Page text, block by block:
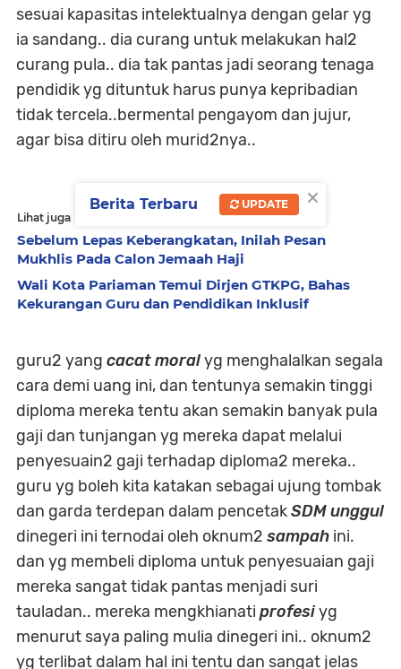
sesuai kapasitas intelektualnya dengan gelar yg
ia sandang.. dia curang untuk melakukan hal2
curang pula.. dia tak pantas jadi seorang tenaga
pendidik yg dituntuk harus punya kepribadian
tidak tercela..bermental pengayom dan jujur,
agar bisa ditiru oleh murid2nya..
Lihat juga
Sebelum Lepas Keberangkatan, Inilah Pesan
Mukhlis Pada Calon Jemaah Haji
Wali Kota Pariaman Temui Dirjen GTKPG, Bahas
Kekurangan Guru dan Pendidikan Inklusif
guru2 yang cacat moralyg menghalalkan segala
cara demi uang ini, dan tentunya semakin tinggi
diploma mereka tentu akan semakin banyak pula
gaji dan tunjangan yg mereka dapat melalui
penyesuain2 gaji terhadap diploma2 mereka..
guru yg boleh kita katakan sebagai ujung tombak
dan garda terdepan dalam pencetakSDM unggul
dinegeri ini ternodai oleh oknum2 sampah ini.
dan yg membeli diploma untuk penyesuaian gaji
mereka sangat tidak pantas menjadi suri
tauladan.. mereka mengkhianati profesiyg
menurut saya paling mulia dinegeri ini.. oknum2
yg terlibat dalam hal ini tentu dan sangat jelas
×
Berita Terbaru UPDATE